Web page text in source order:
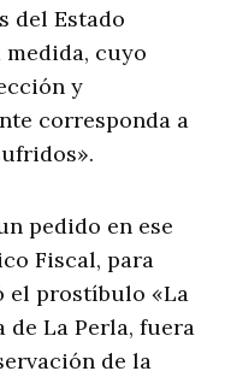
del Estado
medida, cuyo
y
corresponda a
pedido en ese
Fiscal, para
el prostíbulo «La
de La Perla, fuera
de la